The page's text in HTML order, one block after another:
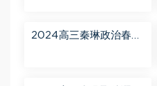
2024高三秦琳政治春季